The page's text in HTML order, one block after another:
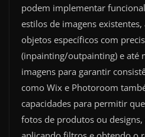
podem implementar
estilos de imagens
objetos específicos com
(inpainting/outpainting) e até
imagens para garantir
como Wix e Photoroom
capacidades para permitir
fotos de produtos ou